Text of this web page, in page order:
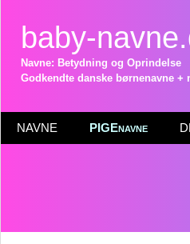
baby-
Navne: Betydning og Oprindelse
Godkendte danske børnenavne
NAVNE PIGEnavne